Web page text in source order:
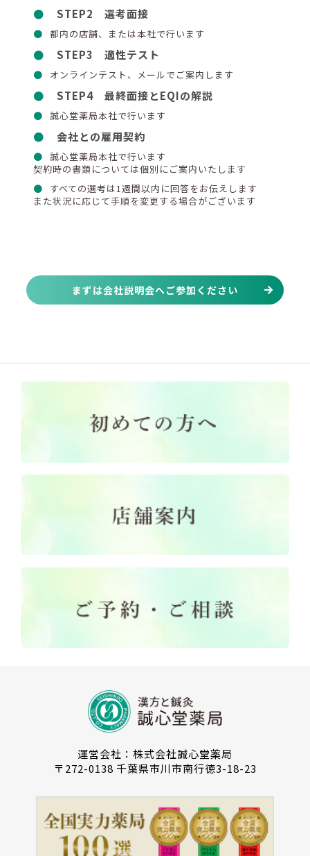
STEP2 選考面接
都内の店舗、または本社で行います
STEP3 適性テスト
オンラインテスト、メールでご案内します
STEP4 最終面接とEQIの解説
誠心堂薬局本社で行います
会社との雇用契約
誠心堂薬局本社で行います
契約時の書類については個別にご案内いたします
すべての選考は1週間以内に回答をお伝えします
また状況に応じて手順を変更する場合がございます
まずは会社説明会へご参加ください
運営会社：株式会社誠心堂薬局
〒272-0138 千葉県市川市南行徳3-18-23